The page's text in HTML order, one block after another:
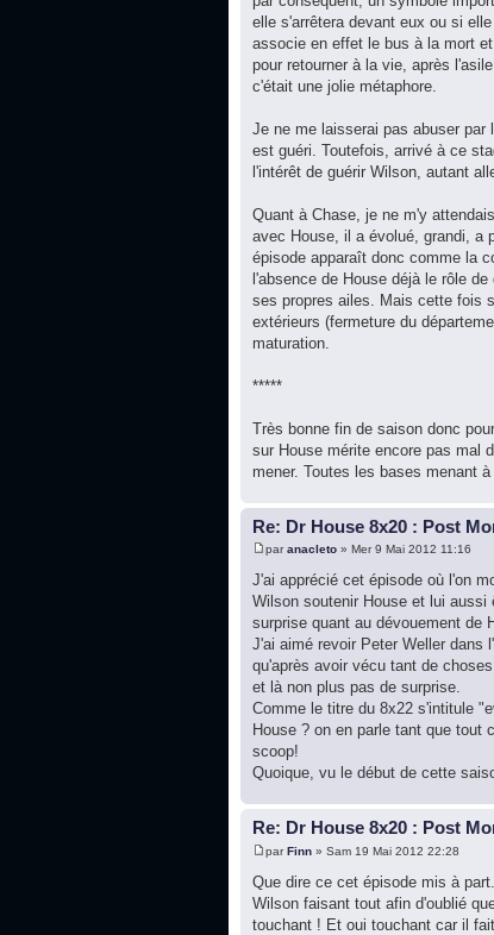
elle s'arrêtera devant eux ou si
associe en effet le bus à la mort
pour retourner à la vie, après
c'était une jolie métaphore.
Je ne me laisserai pas abuser par
est guéri. Toutefois, arrivé à ce
l'intérêt de guérir Wilson, autant
Quant à Chase, je ne m'y
avec House, il a évolué, grandi, a
épisode apparaît donc comme la
l'absence de House déjà le rôle
ses propres ailes. Mais cette fois
extérieurs (fermeture du
maturation.
*****
Très bonne fin de saison donc
sur House mérite encore pas mal
mener. Toutes les bases menant
Re: Dr House 8x20 : Post
paranacleto » Mer 9 Mai 2012 11:16
J'ai apprécié cet épisode où l'on
Wilson soutenir House et lui aussi
surprise quant au dévouement de
J'ai aimé revoir Peter Weller dans
qu'après avoir vécu tant de
et là non plus pas de surprise.
Comme le titre du 8x22 s'intitule
House ? on en parle tant que
scoop!
Quoique, vu le début de cette
Re: Dr House 8x20 : Post
parFinn » Sam 19 Mai 2012 22:28
Que dire ce cet épisode mis à
Wilson faisant tout afin d'oublié
touchant ! Et oui touchant car il